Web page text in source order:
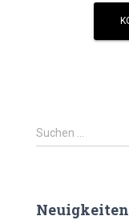
Suchen …
Neuigkeiten